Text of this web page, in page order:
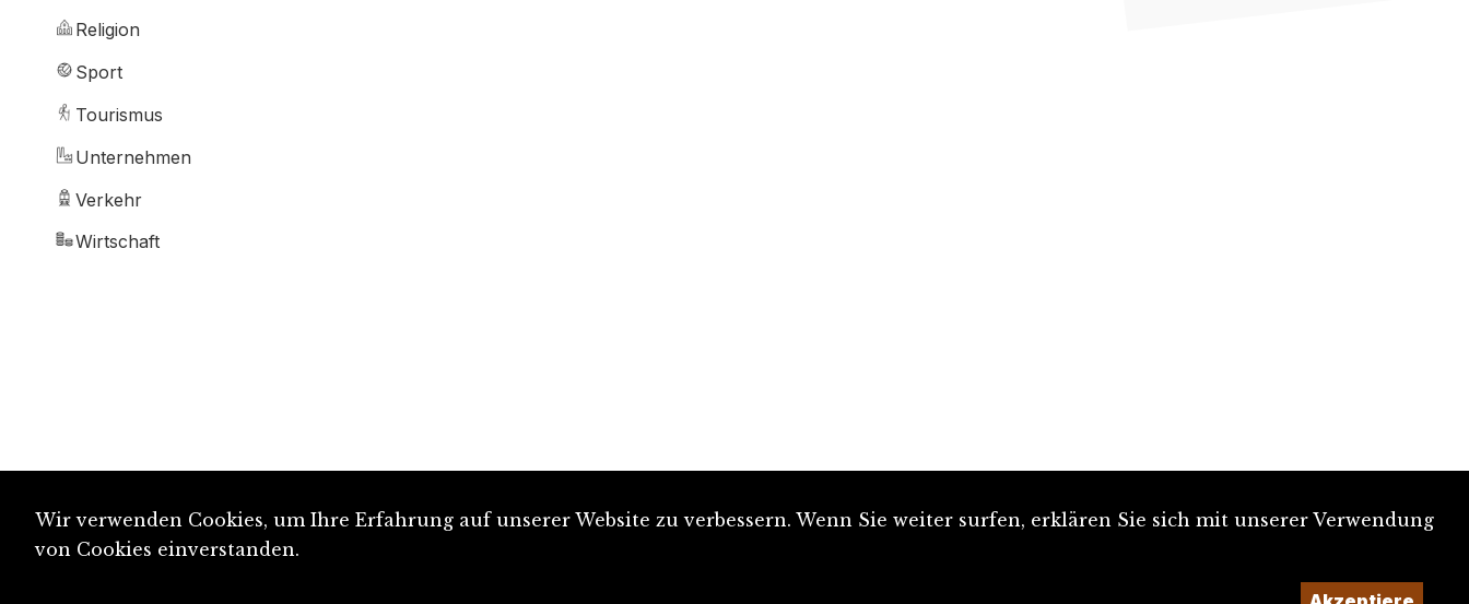
Religion
Sport
Tourismus
Unternehmen
Verkehr
Wirtschaft
Wir verwenden Cookies, um Ihre Erfahrung auf unserer Website zu verbessern. Wenn Sie weiter surfen, erklären Sie sich mit unserer Verwendung
von Cookies einverstanden.